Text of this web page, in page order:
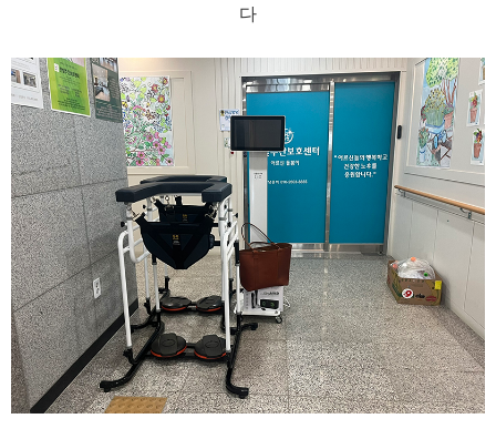
다